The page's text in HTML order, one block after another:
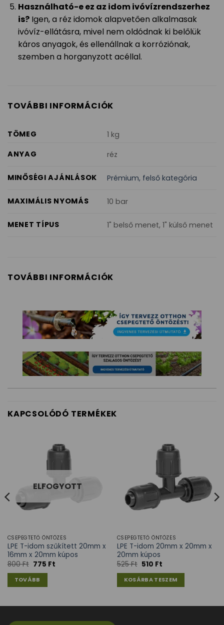
Használható-e ez az idom ivóvízrendszerhez
is?Igen, a réz idomok alapvetően alkalmasak
ivóvíz-ellátásra, mivel nem oldódnak ki belőlük
káros anyagok, és ellenállnak a korróziónak,
szemben a horganyzott acéllal.
TOVÁBBI INFORMÁCIÓK
TÖMEG
1 kg
ANYAG
réz
MINŐSÉGI AJÁNLÁSOK Prémium, felső kategória
MAXIMÁLIS NYOMÁS 10 bar
MENET TÍPUS 1" belső menet, 1" külső menet
TOVÁBBI INFORMÁCIÓK
KAPCSOLÓDÓ TERMÉKEK
ELFOGYOTT
CSEPEGTETŐ ÖNTÖZÉS
LPE T-idom szűkített 20mm x
16mm x 20mm kúpos
800Ft 775 Ft
TOVÁBB
CSEPEGTETŐ ÖNTÖZÉS
LPE T-idom 20mm x 20mm x
20mm kúpos
525Ft 510 Ft
KOSÁRBA TESZEM